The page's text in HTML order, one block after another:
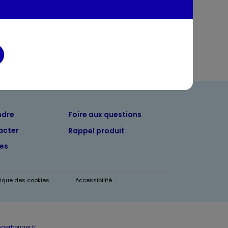
Foire aux questions
Rappel produit
des cookies Accessibilité